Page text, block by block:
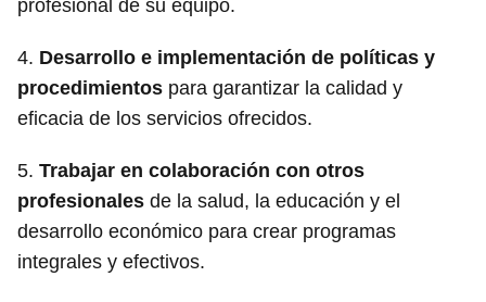
profesional de su equipo.
4. Desarrollo e implementación de políticas y
procedimientos para garantizar la calidad y
eficacia de los servicios ofrecidos.
5. Trabajar en colaboración con otros
profesionales de la salud, la educación y el
desarrollo económico para crear programas
integrales y efectivos.